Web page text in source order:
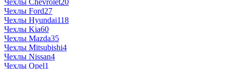
Чехлы Ford27
Чехлы Hyundai118
Чехлы Kia60
Чехлы Mazda35
Чехлы Mitsubishi4
Чехлы Nissan4
Чехлы Opel1